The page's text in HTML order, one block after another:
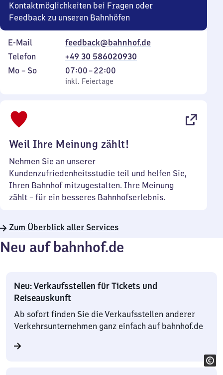
Kontaktmöglichkeiten bei Fragen oder
Feedback zu unseren Bahnhöfen
E-Mail
feedback@bahnhof.de
Telefon
+49 30 586020930
Montag
Mo – So,
inkl. Feiertage
07:00–22:00
Von
7
inkl. Feiertage
Weil Ihre Meinung zählt!
Nehmen Sie an unserer
Kundenzufriedenheitsstudie teil und helfen Sie,
Ihren Bahnhof mitzugestalten. Ihre Meinung
zählt – für ein besseres Bahnhofserlebnis.
Zum Überblick aller Services
Neu auf bahnhof.de
Neu: Verkaufsstellen für Tickets und
Reiseauskunft
Ab sofort finden Sie die Verkaufsstellen anderer
Verkehrsunternehmen ganz einfach auf bahnhof.de